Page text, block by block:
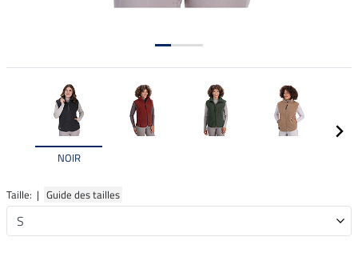
NOIR
Taille: | Guide des tailles